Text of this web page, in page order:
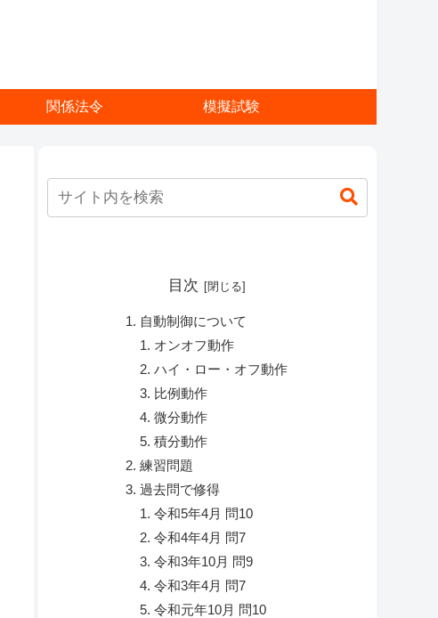
関係法令 模擬試験
目次
自動制御について
オンオフ動作
ハイ・ロー・オフ動作
比例動作
微分動作
積分動作
練習問題
過去問で修得
令和5年4月 問10
令和4年4月 問7
令和3年10月 問9
令和3年4月 問7
令和元年10月 問10